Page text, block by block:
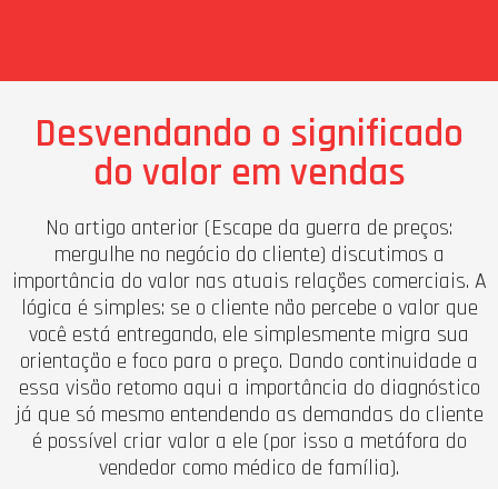
Desvendando o significado
do valor em vendas
No artigo anterior (Escape da guerra de preços:
mergulhe no negócio do cliente) discutimos a
importância do valor nas atuais relações comerciais. A
lógica é simples: se o cliente não percebe o valor que
você está entregando, ele simplesmente migra sua
orientação e foco para o preço. Dando continuidade a
essa visão retomo aqui a importância do diagnóstico
já que só mesmo entendendo as demandas do cliente
é possível criar valor a ele (por isso a metáfora do
vendedor como médico de família).